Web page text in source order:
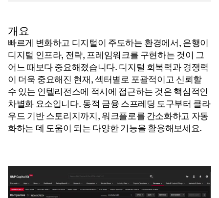
개요
빠르게 변화하고 디지털이 주도하는 환경에서, 은행이
디지털 인프라, 전략, 프레임워크를 구현하는 것이 그
어느 때보다 중요해졌습니다. 디지털 회복력과 경쟁력
이 더욱 중요해진 현재, 섹터별로 포괄적이고 신뢰할
수 있는 인텔리전스에 적시에 접근하는 것은 핵심적인
차별화 요소입니다. 동적 금융 스프레딩 도구부터 클라
우드 기반 스토리지까지, 워크플로를 간소화하고 자동
화하는 데 도움이 되는 다양한 기능을 활용해보세요.